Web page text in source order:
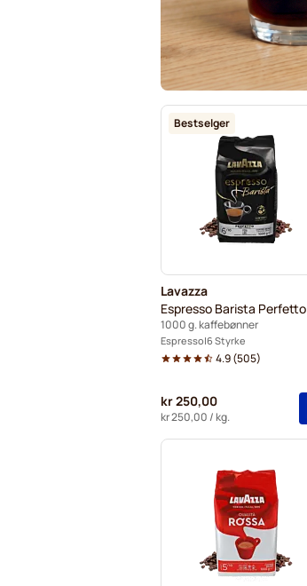
Bestselger
Lavazza
Espresso Barista Perfetto
1000 g. kaffebønner
Espresso 6 Styrke
4.9(505)
kr 250,00
kr 250,00 / kg.